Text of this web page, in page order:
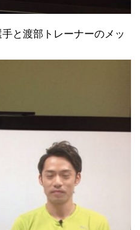
と渡部トレーナーのメッ